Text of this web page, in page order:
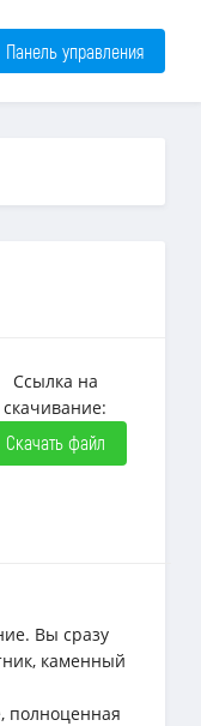
Панель управления
Ссылка на
скачивание:
Скачать файл
Вы сразу
каменный
полноценная